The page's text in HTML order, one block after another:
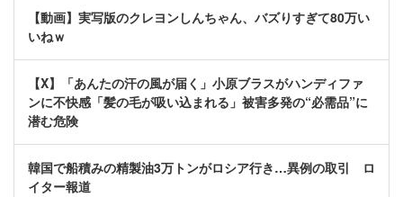
【動画】実写版のクレヨンしんちゃん、バズりすぎて80万い
いねｗ
【X】「あんたの汗の風が届く」小原ブラスがハンディファ
ンに不快感「髪の毛が吸い込まれる」被害多発の“必需品”に
潜む危険
韓国で船積みの精製油3万トンがロシア行き…異例の取引 ロ
イター報道